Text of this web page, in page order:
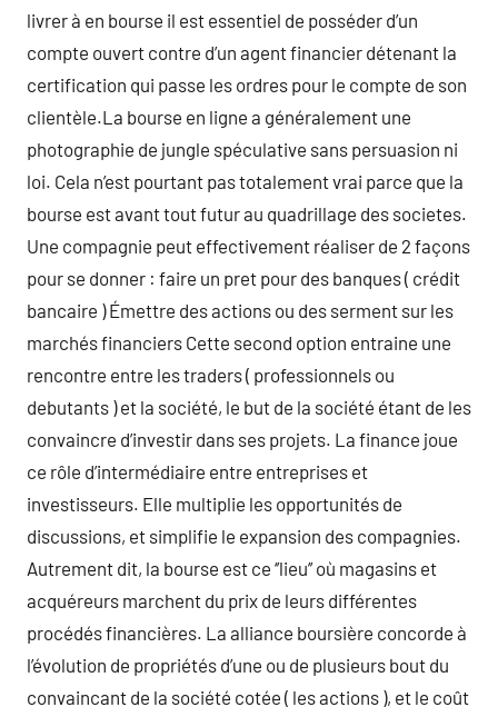
livrer à en bourse il est essentiel de posséder d’un
compte ouvert contre d’un agent financier détenant la
certification qui passe les ordres pour le compte de son
clientèle.La bourse en ligne a généralement une
photographie de jungle spéculative sans persuasion ni
loi. Cela n’est pourtant pas totalement vrai parce que la
bourse est avant tout futur au quadrillage des societes.
Une compagnie peut effectivement réaliser de 2 façons
pour se donner : faire un pret pour des banques ( crédit
bancaire ) Émettre des actions ou des serment sur les
marchés financiers Cette second option entraine une
rencontre entre les traders ( professionnels ou
debutants ) et la société, le but de la société étant de les
convaincre d’investir dans ses projets. La finance joue
ce rôle d’intermédiaire entre entreprises et
investisseurs. Elle multiplie les opportunités de
discussions, et simplifie le expansion des compagnies.
Autrement dit, la bourse est ce ‘’lieu’’ où magasins et
acquéreurs marchent du prix de leurs différentes
procédés financières. La alliance boursière concorde à
l’évolution de propriétés d’une ou de plusieurs bout du
convaincant de la société cotée ( les actions ), et le coût